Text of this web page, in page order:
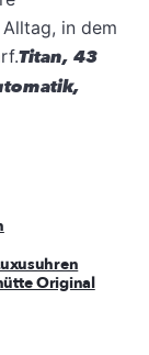
in dem
Titan, 43
Original